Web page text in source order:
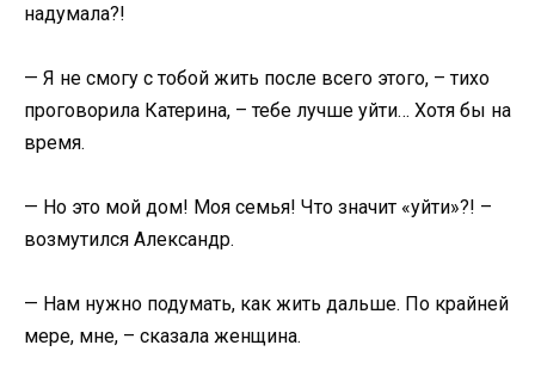
надумала?!
— Я не смогу с тобой жить после всего этого, – тихо
проговорила Катерина, – тебе лучше уйти… Хотя бы на
время.
— Но это мой дом! Моя семья! Что значит «уйти»?! –
возмутился Александр.
— Нам нужно подумать, как жить дальше. По крайней
мере, мне, – сказала женщина.